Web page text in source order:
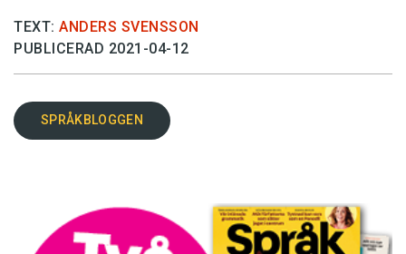
TEXT: ANDERS SVENSSON
PUBLICERAD 2021-04-12
SPRÅKBLOGGEN